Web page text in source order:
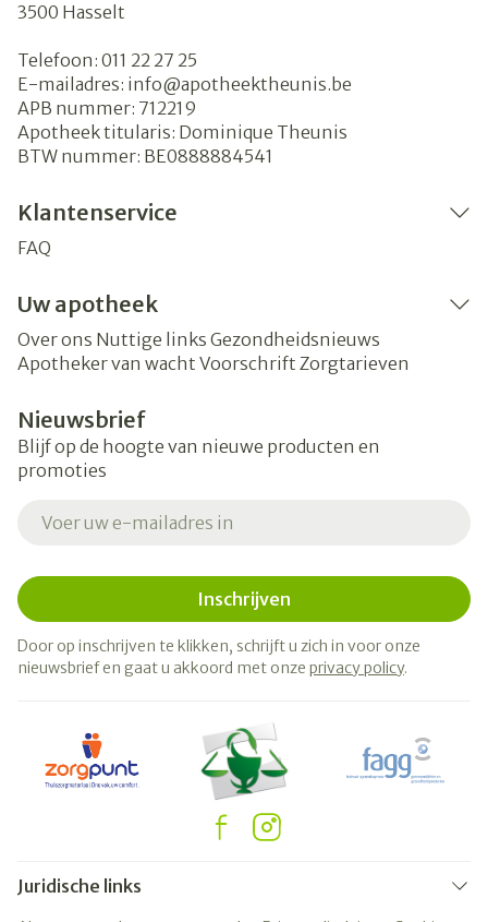
3500 Hasselt
Telefoon: 011 22 27 25
E-mailadres: info@apotheektheunis.be
APB nummer: 712219
Apotheek titularis: Dominique Theunis
BTW nummer: BE0888884541
Klantenservice
FAQ
Uw apotheek
Over ons Nuttige links Gezondheidsnieuws
Apotheker van wacht Voorschrift Zorgtarieven
Nieuwsbrief
Blijf op de hoogte van nieuwe producten en
promoties
Inschrijven
Door op inschrijven te klikken, schrijft u zich in voor onze
nieuwsbrief en gaat u akkoord met onze privacy policy.
Juridische links